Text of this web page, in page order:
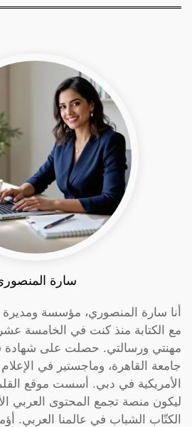
سارة
أنا سارة المنصوري، مؤسسة
مع الكتابة منذ كنت في الخامسة
مهنتي ورسالتي. حصلت على شهادة
جامعة القاهرة، وماجستير في
الأمريكية في دبي. أسست موقع
ليكون منصة تجمع المحتوى العربي
الكتّاب الشباب في عالمنا العربي.